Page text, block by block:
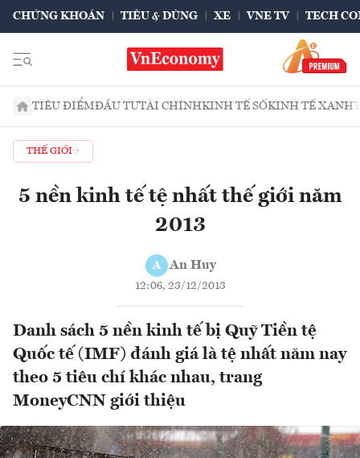
CHỨNG KHOÁN TIÊU & DÙNG XE VNE TV TECH
TIÊU ĐIỂMĐẦU TƯTÀI CHÍNHKINH TẾ SỐKINH TẾ XANH
THẾ GIỚI
5 nền kinh tế tệ nhất thế giới năm
2013
A An Huy
12:06, 23/12/2013
Danh sách 5 nền kinh tế bị Quỹ Tiền tệ
Quốc tế (IMF) đánh giá là tệ nhất năm nay
theo 5 tiêu chí khác nhau, trang
MoneyCNN giới thiệu